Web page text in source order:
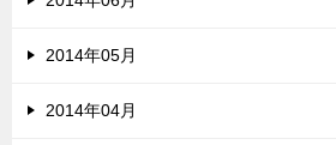
2014年05月
2014年04月